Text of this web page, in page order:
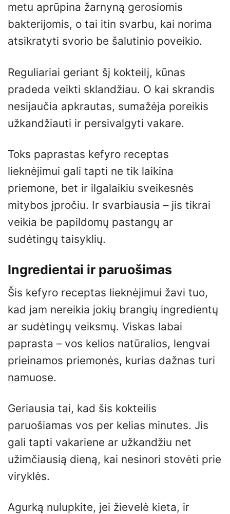
metu aprūpina žarnyną gerosiomis
bakterijomis, o tai itin svarbu, kai norima
atsikratyti svorio be šalutinio poveikio.
Reguliariai geriant šį kokteilį, kūnas
pradeda veikti sklandžiau. O kai skrandis
nesijaučia apkrautas, sumažėja poreikis
užkandžiauti ir persivalgyti vakare.
Toks paprastas kefyro receptas
lieknėjimui gali tapti ne tik laikina
priemone, bet ir ilgalaikiu sveikesnės
mitybos įpročiu. Ir svarbiausia – jis tikrai
veikia be papildomų pastangų ar
sudėtingų taisyklių.
Ingredientai ir paruošimas
Šis kefyro receptas lieknėjimui žavi tuo,
kad jam nereikia jokių brangių ingredientų
ar sudėtingų veiksmų. Viskas labai
paprasta – vos kelios natūralios, lengvai
prieinamos priemonės, kurias dažnas turi
namuose.
Geriausia tai, kad šis kokteilis
paruošiamas vos per kelias minutes. Jis
gali tapti vakariene ar užkandžiu net
užimčiausią dieną, kai nesinori stovėti prie
viryklės.
Agurką nulupkite, jei žievelė kieta, ir